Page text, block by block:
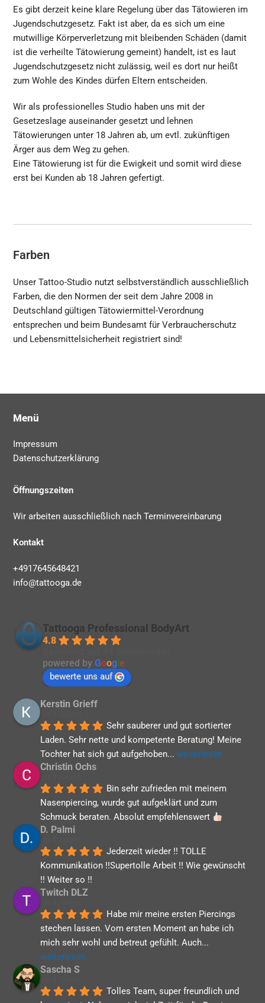
Es gibt derzeit keine klare Regelung über das Tätowieren im
Jugendschutzgesetz. Fakt ist aber, da es sich um eine
mutwillige Körperverletzung mit bleibenden Schäden (damit
ist die verheilte Tätowierung gemeint) handelt, ist es laut
Jugendschutzgesetz nicht zulässig, weil es dort nur heißt
zum Wohle des Kindes dürfen Eltern entscheiden.
Wir als professionelles Studio haben uns mit der
Gesetzeslage auseinander gesetzt und lehnen
Tätowierungen unter 18 Jahren ab, um evtl. zukünftigen
Ärger aus dem Weg zu gehen.
Eine Tätowierung ist für die Ewigkeit und somit wird diese
erst bei Kunden ab 18 Jahren gefertigt.
Farben
Unser Tattoo-Studio nutzt selbstverständlich ausschließlich
Farben, die den Normen der seit dem Jahre 2008 in
Deutschland gültigen Tätowiermittel-Verordnung
entsprechen und beim Bundesamt für Verbraucherschutz
und Lebensmittelsicherheit registriert sind!
Menü
Impressum
Datenschutzerklärung
Öffnungszeiten
Wir arbeiten ausschließlich nach Terminvereinbarung
Kontakt
+4917645648421
info@tattooga.de
Tattooga Professional BodyArt
4.8
powered byGoogle
bewerte uns auf
Kerstin Grieff
Sehr sauberer und gut sortierter
Laden. Sehr nette und kompetente Beratung! Meine
Tochter hat sich gut aufgehoben... weiterlesen
Christin Ochs
Bin sehr zufrieden mit meinem
Nasenpiercing, wurde gut aufgeklärt und zum
Schmuck beraten. Absolut empfehlenswert
D. Palmi
Jederzeit wieder !! TOLLE
Kommunikation !!Supertolle Arbeit !! Wie gewünscht
!! Weiter so !!
Twitch DLZ
Habe mir meine ersten Piercings
stechen lassen. Vom ersten Moment an habe ich
mich sehr wohl und betreut gefühlt. Auch
weiterlesen
Sascha S
Tolles Team, super freundlich und